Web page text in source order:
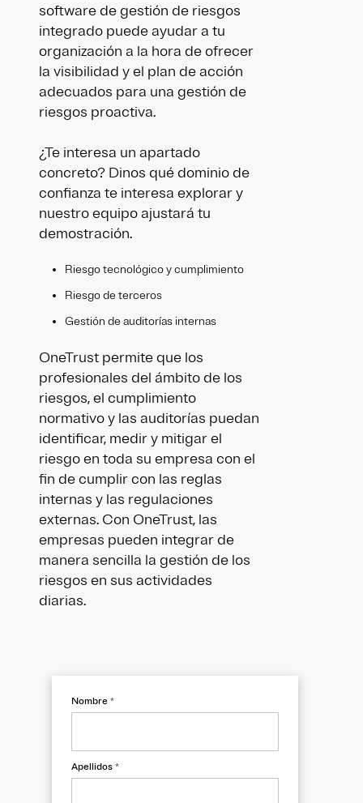
software de gestión de riesgos
integrado puede ayudar a tu
organización a la hora de ofrecer
la visibilidad y el plan de acción
adecuados para una gestión de
riesgos proactiva.
¿Te interesa un apartado
concreto? Dinos qué dominio de
confianza te interesa explorar y
nuestro equipo ajustará tu
demostración.
Riesgo tecnológico y cumplimiento
Riesgo de terceros
Gestión de auditorías internas
OneTrust permite que los
profesionales del ámbito de los
riesgos, el cumplimiento
normativo y las auditorías puedan
identificar, medir y mitigar el
riesgo en toda su empresa con el
fin de cumplir con las reglas
internas y las regulaciones
externas. Con OneTrust, las
empresas pueden integrar de
manera sencilla la gestión de los
riesgos en sus actividades
diarias.
Nombre *
Apellidos *